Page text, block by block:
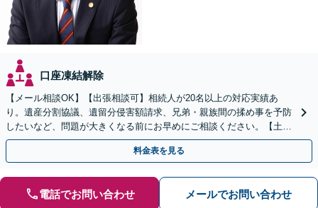
口座凍結解除
【メール相談OK】【出張相談可】相続人が20名以上の対応実績あ
り。遺産分割協議、遺留分侵害額請求、兄弟・親族間の揉め事を予防
したいなど、問題が大きくなる前にお早めにご相談ください。【土日
祝・夜間相談も可能】
料金表を見る
電話でお問い合わせ メールでお問い合わせ